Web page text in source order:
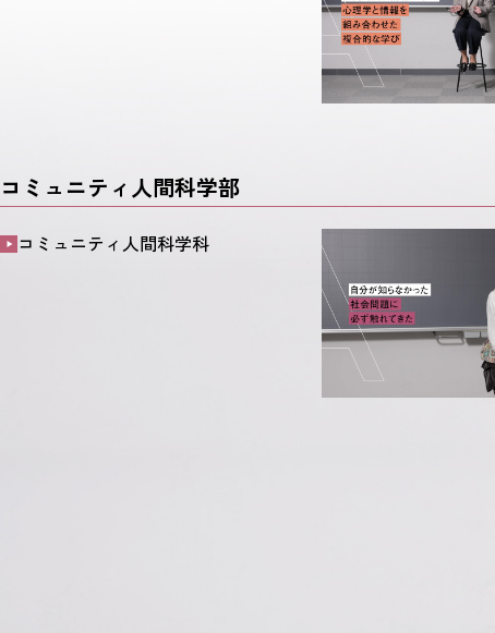
コミュニティ人間科学部
コミュニティ人間科学科